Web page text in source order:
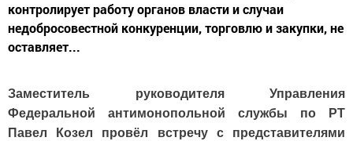
контролирует работу органов власти и случаи
недобросовестной конкуренции, торговлю и закупки, не
оставляет...
Заместитель руководителя Управления
Федеральной антимонопольной службы по РТ
Павел Козел провёл встречу с представителями